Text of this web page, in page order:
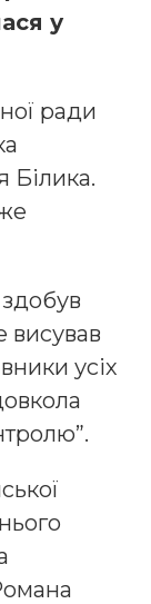
у
ради
Білика.
усіх